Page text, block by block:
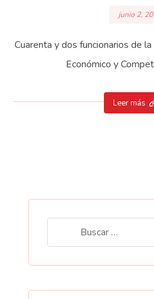
junio 2,
Cuarenta y dos funcionarios de
Económico y
Leer más